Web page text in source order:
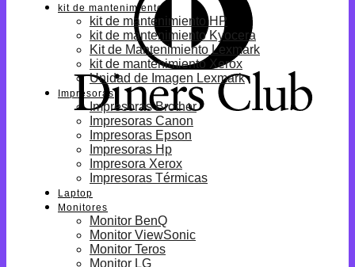
kit de mantenimiento
kit de mantenimiento HP
kit de mantenimiento Kyocera
Kit de Mantenimiento Lexmark
kit de mantenimiento Xerox
Unidad de Imagen Lexmark
Impresoras
Impresoras Brother
Impresoras Canon
Impresoras Epson
Impresoras Hp
Impresora Xerox
Impresoras Térmicas
Laptop
Monitores
Monitor BenQ
Monitor ViewSonic
Monitor Teros
Monitor LG